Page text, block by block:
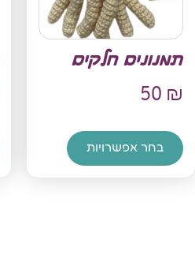
תמנונים חלקים
50 ₪
בחר אפשרויות